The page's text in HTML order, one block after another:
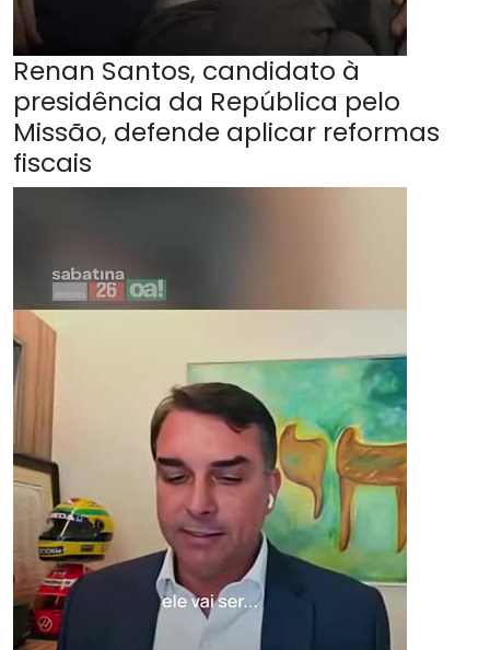
Renan Santos, candidato à
presidência da República pelo
Missão, defende aplicar reformas
fiscais